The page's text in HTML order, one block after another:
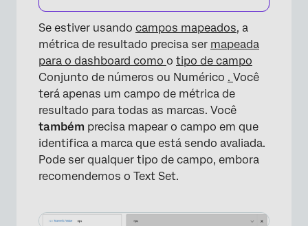
Se estiver usando campos mapeados, a
métrica de resultado precisa ser mapeada
para o dashboard como o tipo de campo
Conjunto de números ou Numérico . Você
terá apenas um campo de métrica de
resultado para todas as marcas. Você
também precisa mapear o campo em que
identifica a marca que está sendo avaliada.
Pode ser qualquer tipo de campo, embora
recomendemos o Text Set.